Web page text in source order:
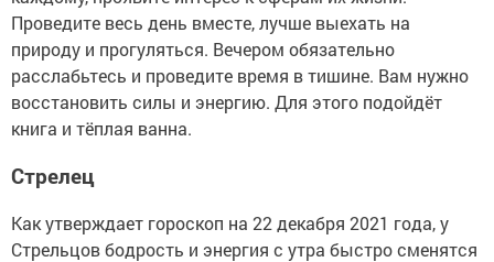
Проведите весь день вместе, лучше выехать на
природу и прогуляться. Вечером обязательно
расслабьтесь и проведите время в тишине. Вам нужно
восстановить силы и энергию. Для этого подойдёт
книга и тёплая ванна.
Стрелец
Как утверждает гороскоп на 22 декабря 2021 года, у
Стрельцов бодрость и энергия с утра быстро сменятся